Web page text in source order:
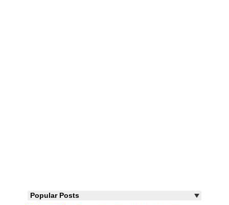
Popular Posts